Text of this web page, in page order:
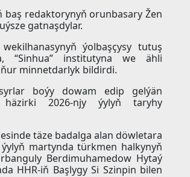
baş redaktorynyň orunbasary Žen
gatnaşdylar.
ýolbaşçysy tutuş
“Sinhua” institutyna we ähli
minnetdarlyk bildirdi.
boýy dowam edip gelýän
2026-njy ýylyň taryhy
täze badalga alan döwletara
martynda türkmen halkynyň
Berdimuhamedow Hytaý
HHR-iň Başlygy Si Szinpin bilen